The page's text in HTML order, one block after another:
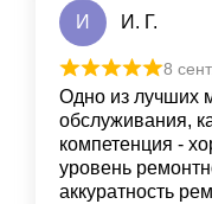
И И. Г.
8
Одно из лучших
обслуживания,
компетенция -
уровень
аккуратность